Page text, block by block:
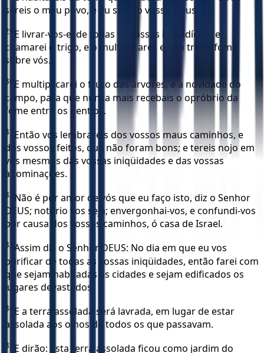
sereis o meu povo, e eu serei o vosso Deus.
29 E livrar-vos-ei de todas as vossas imundícias; e
chamarei o trigo, e o multiplicarei, e não trarei fome
sobre vós.
30 E multiplicarei o fruto das árvores, e a novidade do
campo, para que nunca mais recebais o opróbrio da
fome entre os gentios.
31
Então vos lembrareis dos vossos maus caminhos, e
dos vossos feitos, que não foram bons; e tereis nojo em
vós mesmos das vossas iniqüidades e das vossas
abominações.
32 Não é por amor de vós que eu faço isto, diz o Senhor
DEUS; notório vos seja; envergonhai-vos, e confundi-vos
por causa dos vossos caminhos, ó casa de Israel.
33 Assim diz o Senhor DEUS: No dia em que eu vos
purificar de todas as vossas iniqüidades, então farei com
que sejam habitadas as cidades e sejam edificados os
lugares devastados.
34 E a terra assolada será lavrada, em lugar de estar
assolada aos olhos de todos os que passavam.
35 E dirão: Esta terra assolada ficou como jardim do